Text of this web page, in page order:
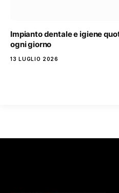
Impianto dentale e igiene
ogni giorno
13 LUGLIO 2026